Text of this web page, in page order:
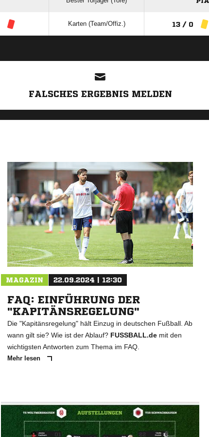
Karten (Team/Offiz.) 13 / 0
FALSCHES ERGEBNIS MELDEN
MAGAZIN 22.09.2024 | 12:30
FAQ: EINFÜHRUNG DER
"KAPITÄNSREGELUNG"
Die "Kapitänsregelung" hält Einzug in deutschen Fußball. Ab
wann gilt sie? Wie ist der Ablauf? FUSSBALL.demit den
wichtigsten Antworten zum Thema im FAQ.
Mehr lesen